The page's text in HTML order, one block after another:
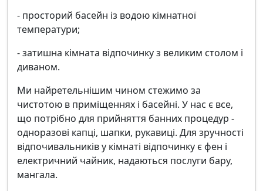
- просторий басейн із водою кімнатної
температури;
- затишна кімната відпочинку з великим столом і
диваном.
Ми найретельнішим чином стежимо за
чистотою в приміщеннях і басейні. У нас є все,
що потрібно для прийняття банних процедур -
одноразові капці, шапки, рукавиці. Для зручності
відпочивальників у кімнаті відпочинку є фен і
електричний чайник, надаються послуги бару,
мангала.